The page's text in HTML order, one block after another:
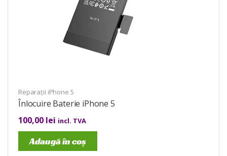
Reparații iPhone 5
Înlocuire Baterie iPhone 5
100,00 lei incl. TVA
Adaugă în coș